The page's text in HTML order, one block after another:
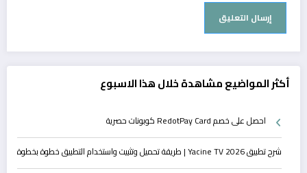
أكثر المواضيع مشاهدة خلال هذا الاسبوع
احصل على خصم RedotPay Card كوبونات حصرية
شرح تطبيق Yacine TV 2026 | طريقة تحميل وتثبيت واستخدام التطبيق خطوة بخطوة